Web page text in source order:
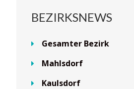
BEZIRKSNEWS
Gesamter Bezirk
Mahlsdorf
Kaulsdorf